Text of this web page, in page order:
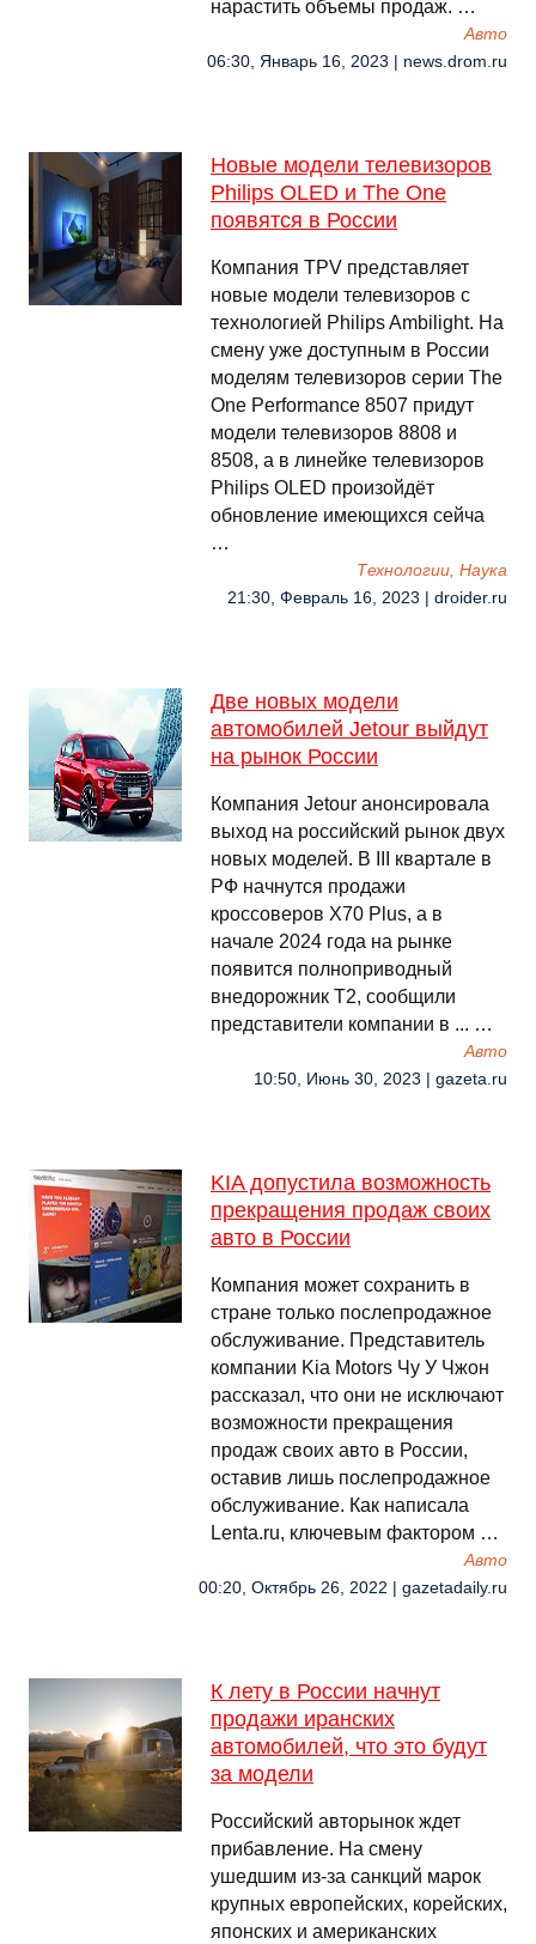
нарастить объемы продаж. …
Авто
06:30, Январь 16, 2023 | news.drom.ru
Новые модели телевизоров
Philips OLED и The One
появятся в России
Компания TPV представляет
новые модели телевизоров с
технологией Philips Ambilight. На
смену уже доступным в России
моделям телевизоров серии The
One Performance 8507 придут
модели телевизоров 8808 и
8508, а в линейке телевизоров
Philips OLED произойдёт
обновление имеющихся сейча
…
Технологии, Наука
21:30, Февраль 16, 2023 | droider.ru
Две новых модели
автомобилей Jetour выйдут
на рынок России
Компания Jetour анонсировала
выход на российский рынок двух
новых моделей. В III квартале в
РФ начнутся продажи
кроссоверов X70 Plus, а в
начале 2024 года на рынке
появится полноприводный
внедорожник T2, сообщили
представители компании в ... …
Авто
10:50, Июнь 30, 2023 | gazeta.ru
KIA допустила возможность
прекращения продаж своих
авто в России
Компания может сохранить в
стране только послепродажное
обслуживание. Представитель
компании Kia Motors Чу У Чжон
рассказал, что они не исключают
возможности прекращения
продаж своих авто в России,
оставив лишь послепродажное
обслуживание. Как написала
Lenta.ru, ключевым фактором …
Авто
00:20, Октябрь 26, 2022 | gazetadaily.ru
К лету в России начнут
продажи иранских
автомобилей, что это будут
за модели
Российский авторынок ждет
прибавление. На смену
ушедшим из-за санкций марок
крупных европейских, корейских,
японских и американских